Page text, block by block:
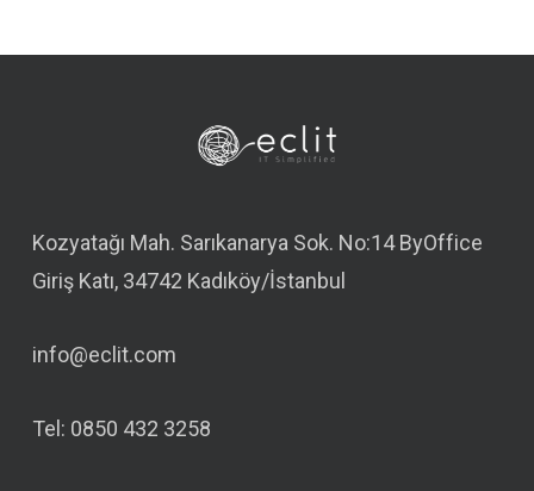
Kozyatağı Mah. Sarıkanarya Sok. No:14 ByOffice
Giriş Katı, 34742 Kadıköy/İstanbul
info@eclit.com
Tel: 0850 432 3258